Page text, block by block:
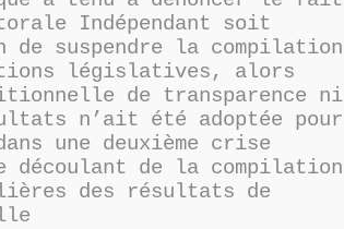
Indépendant soit
de suspendre la compilation
législatives, alors
de transparence ni
n’ait été adoptée pour
une deuxième crise
de la compilation
des résultats de